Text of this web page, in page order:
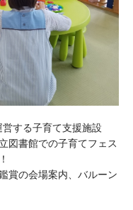
する子育て支援施設
図書館での子育てフェス
賞の会場案内、バルーン